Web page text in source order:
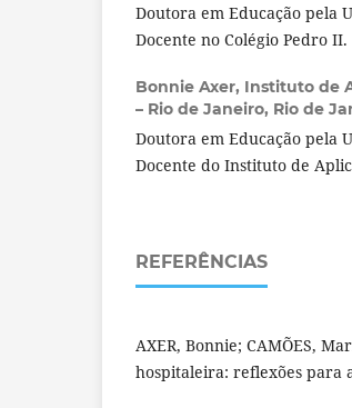
Doutora em Educação pela
Docente no Colégio Pedro II.
Bonnie Axer, Instituto de
– Rio de Janeiro, Rio de
Doutora em Educação pela
Docente do Instituto de
REFERÊNCIAS
AXER, Bonnie; CAMÕES,
hospitaleira: reflexões para